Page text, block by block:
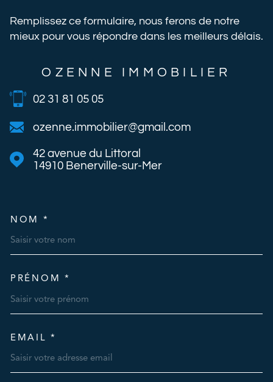
Remplissez ce formulaire, nous ferons de notre
mieux pour vous répondre dans les meilleurs délais.
OZENNE IMMOBILIER
02 31 81 05 05
ozenne.immobilier@gmail.com
42 avenue du Littoral
14910
Benerville-sur-Mer
NOM *
PRÉNOM *
EMAIL *